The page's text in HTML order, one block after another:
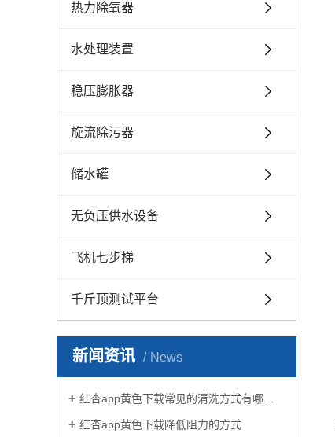
热力除氧器
水处理装置
稳压膨胀器
旋流除污器
储水罐
无负压供水设备
飞机七步梯
千斤顶测试平台
新闻资讯 News
红杏app黄色下载常见的清洗方式有哪些？
红杏app黄色下载降低阻力的方式